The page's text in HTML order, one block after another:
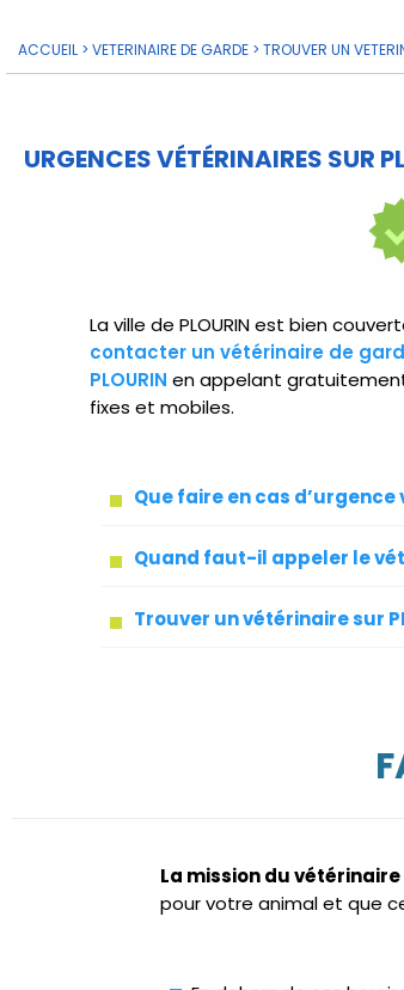
ACCUEIL > VETERINAIRE DE GARDE > TROUVER UN
URGENCES VÉTÉRINAIRES SUR
La ville de PLOURIN est bien
contacter un vétérinaire de
PLOURIN en appelant
fixes et mobiles.
Que faire en cas d’urgence
Quand faut-il appeler le
Trouver un vétérinaire sur
La mission du
pour votre animal et que